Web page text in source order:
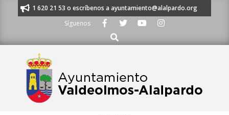
al 91 620 21 53 o escríbenos a ayuntamiento@alalpardo.org
Síguenos
Buscar